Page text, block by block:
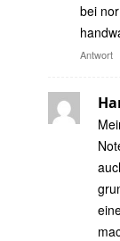
bei
Antwort